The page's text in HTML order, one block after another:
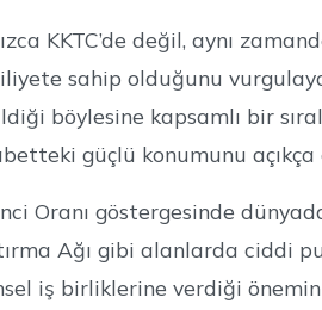
KKTC’de değil, aynı
sahip olduğunu
böylesine kapsamlı bir
güçlü konumunu
Oranı göstergesinde
Ağı gibi alanlarda ciddi
iş birliklerine verdiği